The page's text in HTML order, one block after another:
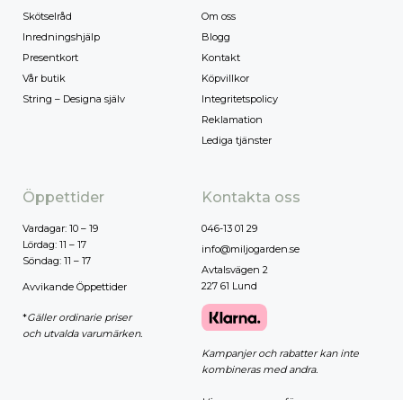
Skötselråd
Inredningshjälp
Presentkort
Vår butik
String – Designa själv
Om oss
Blogg
Kontakt
Köpvillkor
Integritetspolicy
Reklamation
Lediga tjänster
Öppettider
Vardagar: 10 – 19
Lördag: 11 – 17
Söndag: 11 – 17
Avvikande Öppettider
*Gäller ordinarie priser
och utvalda varumärken.
Kontakta oss
046-13 01 29
info@miljogarden.se
Avtalsvägen 2
227 61 Lund
Kampanjer och rabatter kan inte
kombineras med andra.